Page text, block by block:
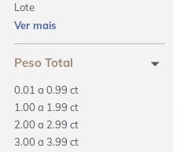
Lote
Calibrado
Earcuff
Ver mais
Peso Total
0.01 a 0.99 ct
1.00 a 1.99 ct
2.00 a 2.99 ct
3.00 a 3.99 ct